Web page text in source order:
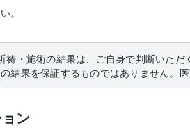
。
祷・施術の結果は、ご自身で判断いた
結果を保証するものではありません。
ン